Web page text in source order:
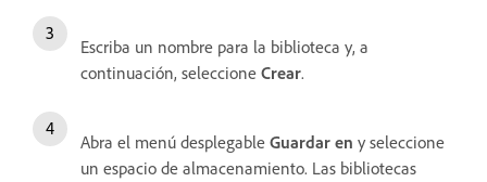
Escriba un nombre para la biblioteca y, a
continuación, seleccione Crear.
Abra el menú desplegable Guardar en y seleccione
un espacio de almacenamiento. Las bibliotecas